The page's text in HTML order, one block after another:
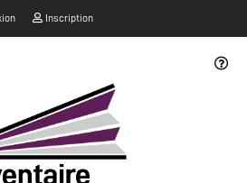
Inscription